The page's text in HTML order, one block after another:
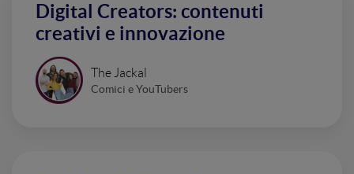
Digital Creators: contenuti
creativi e innovazione
The Jackal
Comici e YouTubers